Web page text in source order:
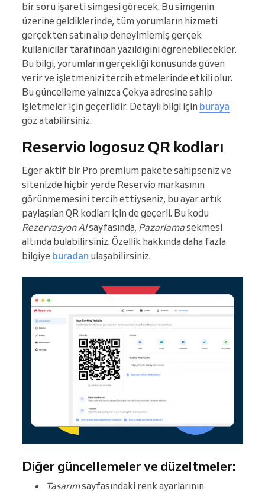
bir soru işareti simgesi görecek. Bu simgenin
üzerine geldiklerinde, tüm yorumların hizmeti
gerçekten satın alıp deneyimlemiş gerçek
kullanıcılar tarafından yazıldığını öğrenebilecekler.
Bu bilgi, yorumların gerçekliği konusunda güven
verir ve işletmenizi tercih etmelerinde etkili olur.
Bu güncelleme yalnızca Çekya adresine sahip
işletmeler için geçerlidir. Detaylı bilgi için buraya
göz atabilirsiniz.
Reservio logosuz QR kodları
Eğer aktif bir Pro premium pakete sahipseniz ve
sitenizde hiçbir yerde Reservio markasının
görünmemesini tercih ettiyseniz, bu ayar artık
paylaşılan QR kodları için de geçerli. Bu kodu
Rezervasyon Alsayfasında, Pazarlamasekmesi
altında bulabilirsiniz. Özellik hakkında daha fazla
bilgiye buradan ulaşabilirsiniz.
Diğer güncellemeler ve düzeltmeler:
Tasarımsayfasındaki renk ayarlarının